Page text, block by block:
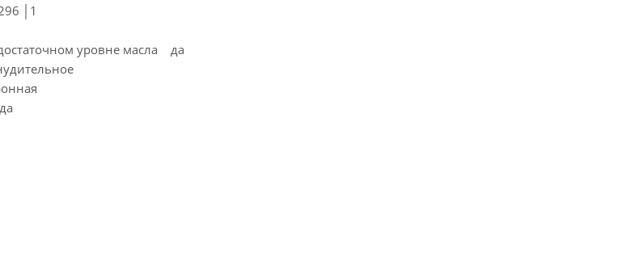
│1
уровне масла да